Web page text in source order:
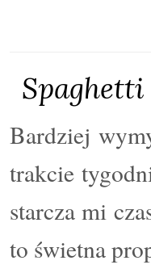
Bardziej
trakcie
starcza mi
to świetna